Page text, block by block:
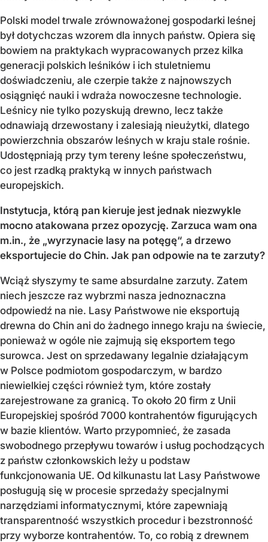
Polski model trwale zrównoważonej gospodarki leśnej
był dotychczas wzorem dla innych państw. Opiera się
bowiem na praktykach wypracowanych przez kilka
generacji polskich leśników i ich stuletniemu
doświadczeniu, ale czerpie także z najnowszych
osiągnięć nauki i wdraża nowoczesne technologie.
Leśnicy nie tylko pozyskują drewno, lecz także
odnawiają drzewostany i zalesiają nieużytki, dlatego
powierzchnia obszarów leśnych w kraju stale rośnie.
Udostępniają przy tym tereny leśne społeczeństwu,
co jest rzadką praktyką w innych państwach
europejskich.
Instytucja, którą pan kieruje jest jednak niezwykle
mocno atakowana przez opozycję. Zarzuca wam ona
m.in., że „wyrzynacie lasy na potęgę“, a drzewo
eksportujecie do Chin. Jak pan odpowie na te zarzuty?
Wciąż słyszymy te same absurdalne zarzuty. Zatem
niech jeszcze raz wybrzmi nasza jednoznaczna
odpowiedź na nie. Lasy Państwowe nie eksportują
drewna do Chin ani do żadnego innego kraju na świecie,
ponieważ w ogóle nie zajmują się eksportem tego
surowca. Jest on sprzedawany legalnie działającym
w Polsce podmiotom gospodarczym, w bardzo
niewielkiej części również tym, które zostały
zarejestrowane za granicą. To około 20 firm z Unii
Europejskiej spośród 7000 kontrahentów figurujących
w bazie klientów. Warto przypomnieć, że zasada
swobodnego przepływu towarów i usług pochodzących
z państw członkowskich leży u podstaw
funkcjonowania UE. Od kilkunastu lat Lasy Państwowe
posługują się w procesie sprzedaży specjalnymi
narzędziami informatycznymi, które zapewniają
transparentność wszystkich procedur i bezstronność
przy wyborze kontrahentów. To, co robią z drewnem